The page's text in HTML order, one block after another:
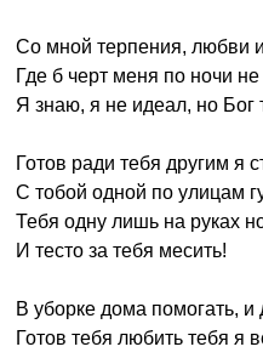
Со мной терпения, любви
Где б черт меня по ночи не
Я знаю, я не идеал, но Бог
Готов ради тебя другим я
С тобой одной по улицам
Тебя одну лишь на руках
И тесто за тебя месить!
В уборке дома помогать, и
Готов тебя любить тебя я